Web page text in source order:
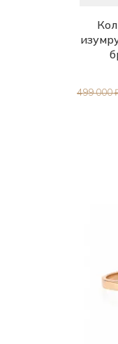
499 000